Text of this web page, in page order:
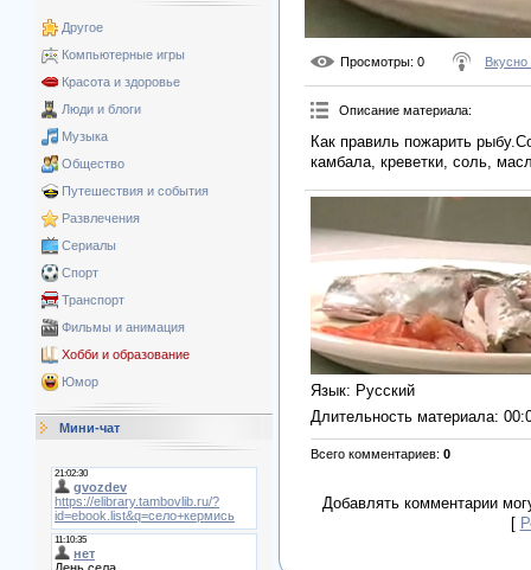
Другое
Компьютерные игры
Красота и здоровье
Люди и блоги
Музыка
Общество
Путешествия и события
Развлечения
Сериалы
Спорт
Транспорт
Фильмы и анимация
Хобби и образование
Юмор
Мини-чат
Просмотры: 0
Описание материала:
Как правиль пожарить
камбала, креветки, соль,
Язык: Русский
Длительность материала:
Всего комментариев: 0
Добавлять комментарии
[